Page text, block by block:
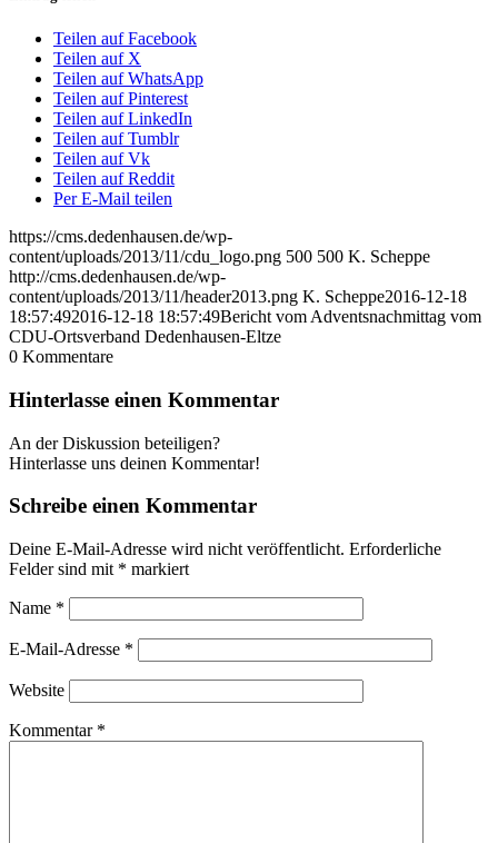
Teilen auf Facebook
Teilen auf X
Teilen auf WhatsApp
Teilen auf Pinterest
Teilen auf LinkedIn
Teilen auf Tumblr
Teilen auf Vk
Teilen auf Reddit
Per E-Mail teilen
https://cms.dedenhausen.de/wp-
content/uploads/2013/11/cdu_logo.png 500 500 K. Scheppe
http://cms.dedenhausen.de/wp-
content/uploads/2013/11/header2013.png K. Scheppe2016-12-18
18:57:492016-12-18 18:57:49Bericht vom Adventsnachmittag vom
CDU-Ortsverband Dedenhausen-Eltze
0 Kommentare
Hinterlasse einen Kommentar
An der Diskussion beteiligen?
Hinterlasse uns deinen Kommentar!
Schreibe einen Kommentar
Deine E-Mail-Adresse wird nicht veröffentlicht. Erforderliche
Felder sind mit * markiert
Name *
E-Mail-Adresse *
Website
Kommentar *